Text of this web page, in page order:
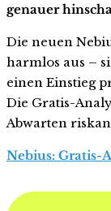
genauer
Die neuen
harmlos aus –
einen Einstieg
Die Gratis-
Abwarten
Nebius: Gratis-